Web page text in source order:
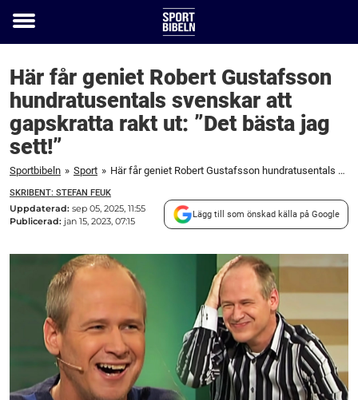
Toggle
Här får geniet Robert Gustafsson
hundratusentals svenskar att
gapskratta rakt ut: ”Det bästa jag
sett!”
Sportbibeln » Sport » Här får geniet Robert Gustafsson hundratusentals svenskar att gapskratta rakt ut: "Det bästa jag sett!"
SKRIBENT: STEFAN FEUK
Uppdaterad: sep 05, 2025, 11:55
Publicerad: jan 15, 2023, 07:15
Lägg till som önskad källa på Google